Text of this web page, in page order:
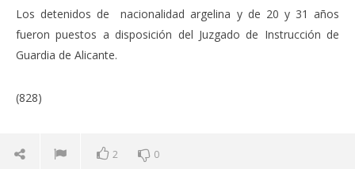
Los detenidos de nacionalidad argelina y de 20 y 31 años
fueron puestos a disposición del Juzgado de Instrucción de
Guardia de Alicante.
(828)
2 0